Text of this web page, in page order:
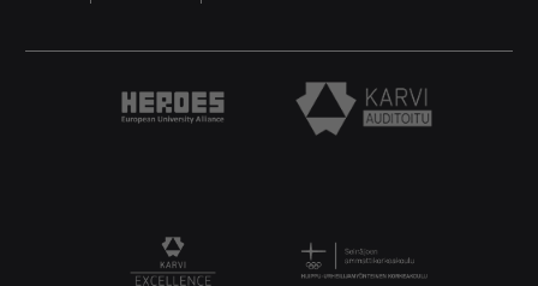
Heroes European University Alliance logo
Karvi Auditoitu logo
KARVI Excellence logo.Logo